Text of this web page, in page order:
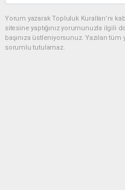
Yorum yazarak Topluluk Kuralları’nı
sitesine yaptığınız yorumunuzla ilgili
başınıza üstleniyorsunuz. Yazılan
sorumlu tutulamaz.